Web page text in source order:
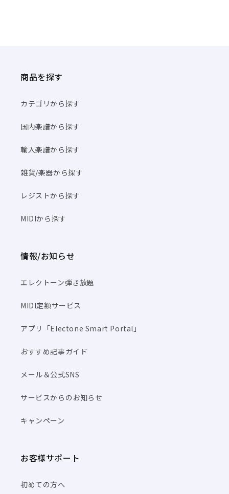
商品を探す
カテゴリから探す
国内楽譜から探す
輸入楽譜から探す
雑貨/楽器から探す
レジストから探す
MIDIから探す
情報/お知らせ
エレクトーン弾き放題
MIDI定額サービス
アプリ「Electone Smart Portal」
おすすめ記事ガイド
メール＆公式SNS
サービスからのお知らせ
キャンペーン
お客様サポート
初めての方へ